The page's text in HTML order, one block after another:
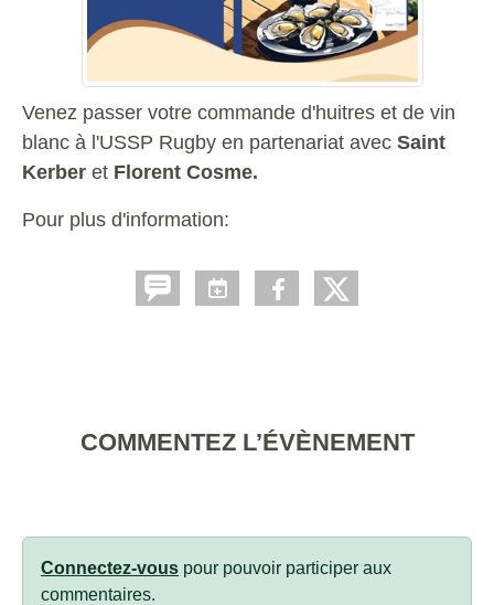
Venez passer votre commande d'huitres et de vin
blanc à l'USSP Rugby en partenariat avec Saint
Kerber et Florent Cosme.
Pour plus d'information:
COMMENTEZ L’ÉVÈNEMENT
Connectez-vous pour pouvoir participer aux
commentaires.